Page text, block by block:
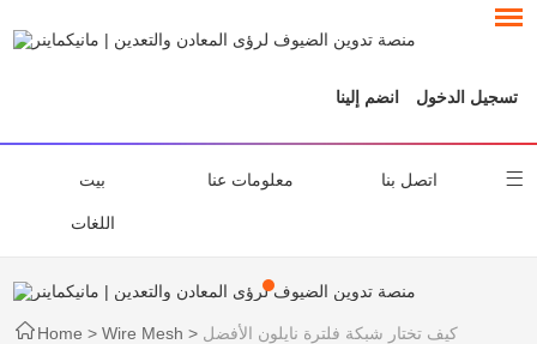
انضم إلينا تسجيل الدخول
بيت معلومات عنا اتصل بنا
اللغات
Home >Wire Mesh > كيف تختار شبكة فلترة نايلون الأفضل